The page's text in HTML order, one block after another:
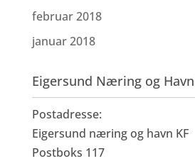
februar 2018
januar 2018
Eigersund Næring og Havn
Postadresse:
Eigersund næring og havn KF
Postboks 117